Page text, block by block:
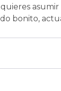
asumir
bonito,